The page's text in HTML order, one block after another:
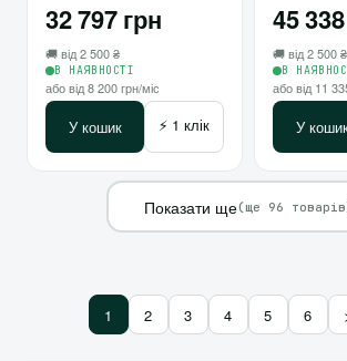
32 797 грн
🚚 від 2 500 ₴
В НАЯВНОСТІ
або від 8 200 грн/міс
У кошик ⚡ 1 клік
45
🚚 від 2 500 ₴
В
або від 11
У
Показати ще(ще 96
1 2 3 4 5 6